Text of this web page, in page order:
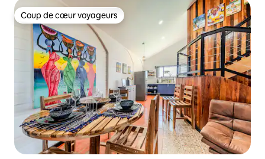
Coup de cœur voyageurs
Coup de cœur voyageurs